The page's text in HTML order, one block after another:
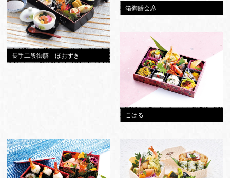
長手二段御膳 ほおずき
箱御膳会席
こはる